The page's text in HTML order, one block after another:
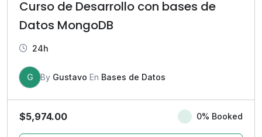
Curso de Desarrollo con bases de
Datos MongoDB
24h
G By Gustavo En Bases de Datos
$5,974.00 0% Booked